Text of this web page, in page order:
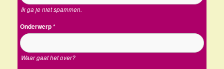
Ik ga je niet spammen.
Onderwerp*
Waar gaat het over?